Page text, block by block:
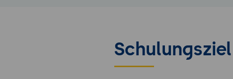
Schulungsziel